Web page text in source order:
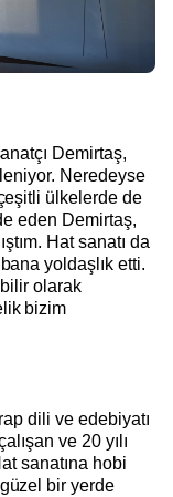
Demirtaş,
Neredeyse
ülkelerde de
eden Demirtaş,
Hat sanatı da
yoldaşlık etti.
olarak
bizim
dili ve edebiyatı
ve 20 yılı
sanatına hobi
bir yerde